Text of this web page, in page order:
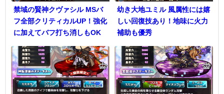
禁域の賢神クヴァシル MSバ
フ全部クリティカルUP！強化
に加えてバフ打ち消しもOK
幼き大地ユミル 風属性には嬉
しい回復技あり！地味に火力
補助も優秀